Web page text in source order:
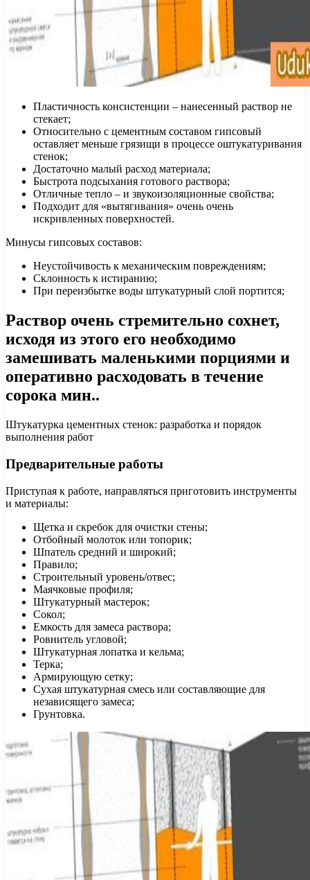
Пластичность консистенции – нанесенный раствор не
стекает;
Относительно с цементным составом гипсовый
оставляет меньше грязищи в процессе оштукатуривания
стенок;
Достаточно малый расход материала;
Быстрота подсыхания готового раствора;
Отличные тепло – и звукоизоляционные свойства;
Подходит для «вытягивания» очень очень
искривленных поверхностей.
Минусы гипсовых составов:
Неустойчивость к механическим повреждениям;
Склонность к истиранию;
При переизбытке воды штукатурный слой портится;
Раствор очень стремительно сохнет,
исходя из этого его необходимо
замешивать маленькими порциями и
оперативно расходовать в течение
сорока мин..
Штукатурка цементных стенок: разработка и порядок
выполнения работ
Предварительные работы
Приступая к работе, направляться приготовить инструменты
и материалы:
Щетка и скребок для очистки стены;
Отбойный молоток или топорик;
Шпатель средний и широкий;
Правило;
Строительный уровень/отвес;
Маячковые профиля;
Штукатурный мастерок;
Сокол;
Емкость для замеса раствора;
Ровнитель угловой;
Штукатурная лопатка и кельма;
Терка;
Армирующую сетку;
Сухая штукатурная смесь или составляющие для
независящего замеса;
Грунтовка.